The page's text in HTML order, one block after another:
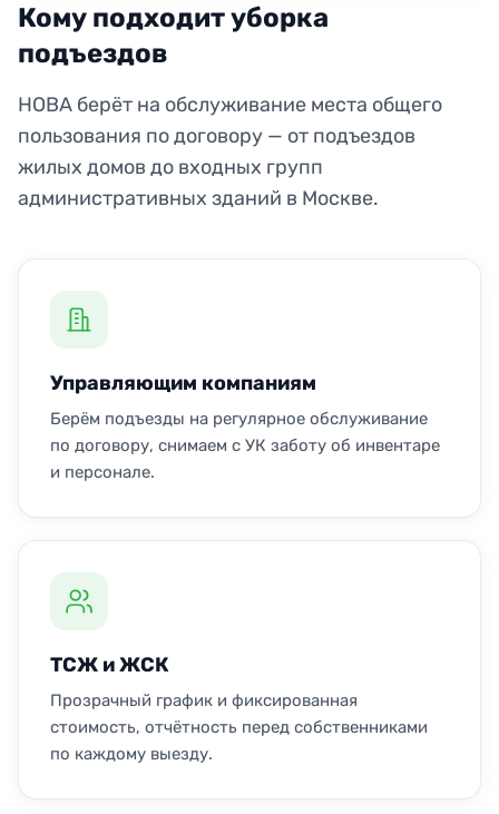
Кому подходит уборка
подъездов
НОВА берёт на обслуживание места общего
пользования по договору — от подъездов
жилых домов до входных групп
административных зданий в Москве.
Управляющим компаниям
Берём подъезды на регулярное обслуживание
по договору, снимаем с УК заботу об инвентаре
и персонале.
ТСЖ и ЖСК
Прозрачный график и фиксированная
стоимость, отчётность перед собственниками
по каждому выезду.